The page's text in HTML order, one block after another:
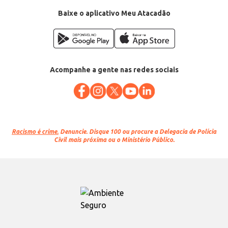
Baixe o aplicativo Meu Atacadão
Acompanhe a gente nas redes sociais
Racismo é crime. Denuncie. Disque 100 ou procure a Delegacia de Polícia
Civil mais próxima ou o Ministério Público.